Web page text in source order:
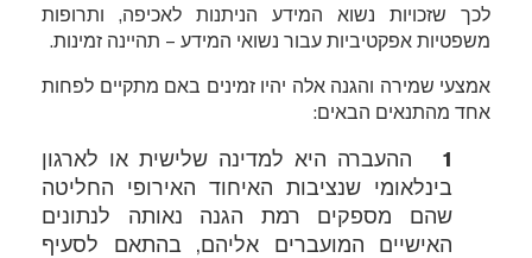
לכך שזכויות נשוא המידע הניתנות לאכיפה, ותרופות
משפטיות אפקטיביות עבור נשואי המידע – תהיינה זמינות.
אמצעי שמירה והגנה אלה יהיו זמינים באם מתקיים לפחות
אחד מהתנאים הבאים:
ההעברה היא למדינה שלישית או לארגון
בינלאומי שנציבות האיחוד האירופי החליטה
שהם מספקים רמת הגנה נאותה לנתונים
האישיים המועברים אליהם, בהתאם לסעיף